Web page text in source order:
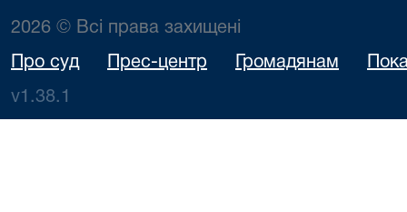
2026 © Всі права захищені
Про суд Прес-центр Громадянам
v1.38.1